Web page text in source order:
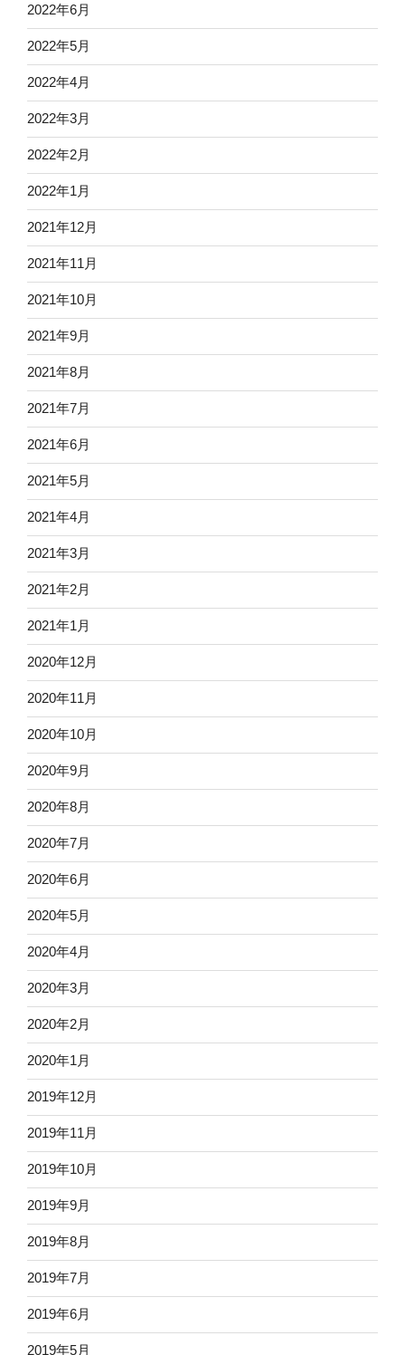
2022年6月
2022年5月
2022年4月
2022年3月
2022年2月
2022年1月
2021年12月
2021年11月
2021年10月
2021年9月
2021年8月
2021年7月
2021年6月
2021年5月
2021年4月
2021年3月
2021年2月
2021年1月
2020年12月
2020年11月
2020年10月
2020年9月
2020年8月
2020年7月
2020年6月
2020年5月
2020年4月
2020年3月
2020年2月
2020年1月
2019年12月
2019年11月
2019年10月
2019年9月
2019年8月
2019年7月
2019年6月
2019年5月